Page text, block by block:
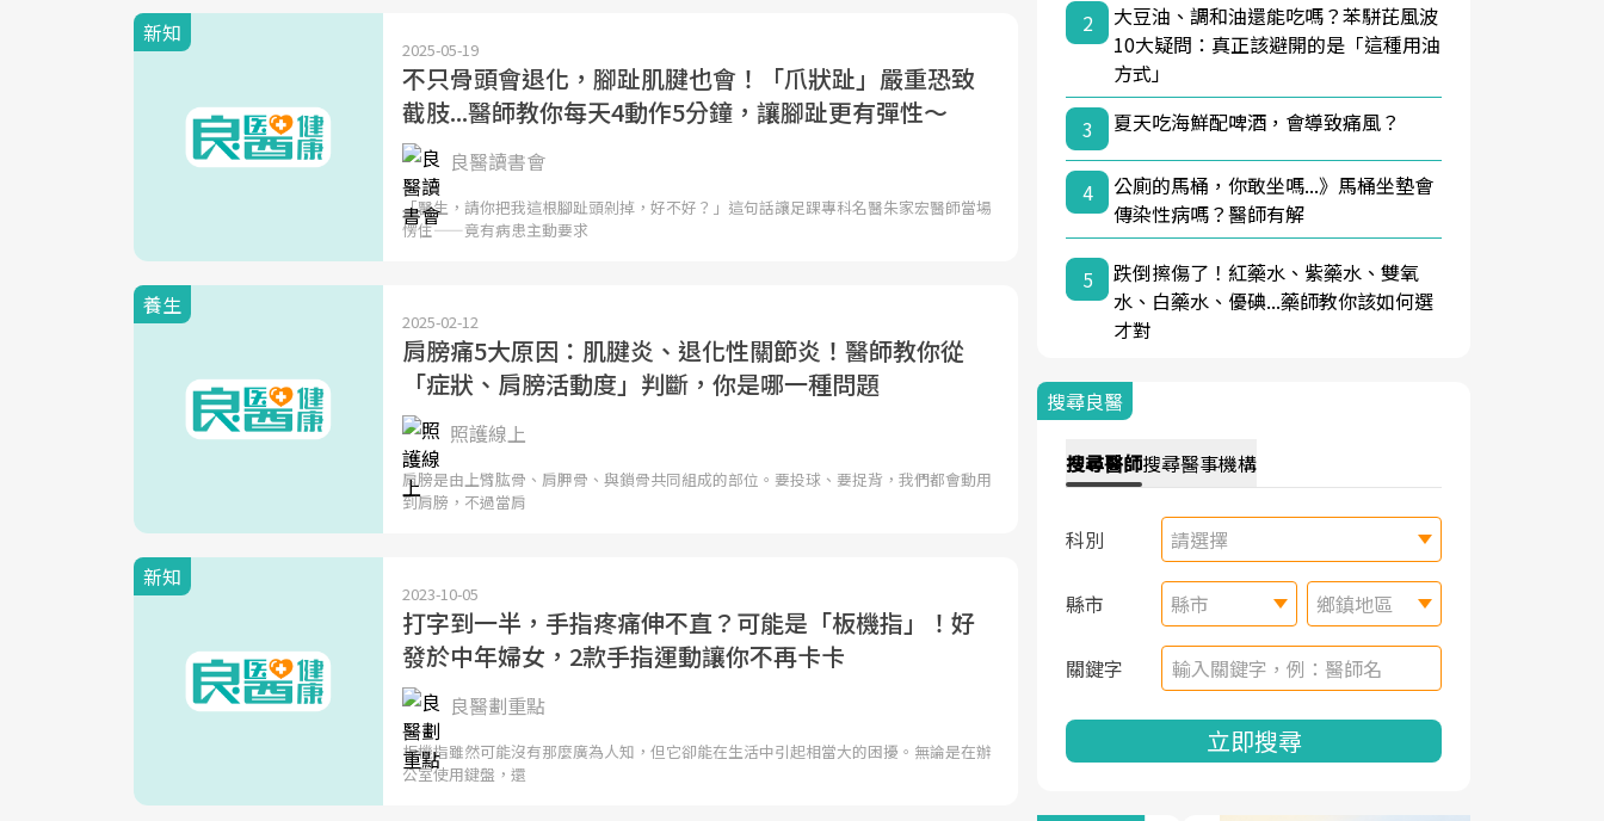
新知
2025-05-19
不只骨頭會退化，腳趾肌腱也會！「爪狀趾」嚴重恐致
截肢...醫師教你每天4動作5分鐘，讓腳趾更有彈性～
良醫讀書會
「醫生，請你把我這根腳趾頭剁掉，好不好？」這句話讓足踝專科名醫朱家宏醫師當場
愣住——竟有病患主動要求
養生
2025-02-12
肩膀痛5大原因：肌腱炎、退化性關節炎！醫師教你從
「症狀、肩膀活動度」判斷，你是哪一種問題
照護線上
肩膀是由上臂肱骨、肩胛骨、與鎖骨共同組成的部位。要投球、要捉背，我們都會動用
到肩膀，不過當肩
新知
2023-10-05
打字到一半，手指疼痛伸不直？可能是「板機指」！好
發於中年婦女，2款手指運動讓你不再卡卡
良醫劃重點
板機指雖然可能沒有那麼廣為人知，但它卻能在生活中引起相當大的困擾。無論是在辦
公室使用鍵盤，還
2
大豆油、調和油還能吃嗎？苯駢芘風波
10大疑問：真正該避開的是「這種用油
方式」
3
夏天吃海鮮配啤酒，會導致痛風？
4
公廁的馬桶，你敢坐嗎...》馬桶坐墊會
傳染性病嗎？醫師有解
5
跌倒擦傷了！紅藥水、紫藥水、雙氧
水、白藥水、優碘...藥師教你該如何選
才對
搜尋良醫
搜尋醫師搜尋醫事機構
科別 請選擇
縣市 縣市 鄉鎮地區
關鍵字
立即搜尋